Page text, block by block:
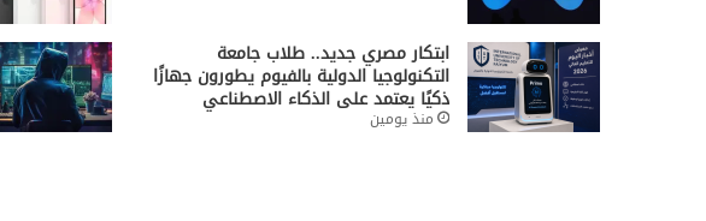
ابتكار مصري جديد.. طلاب جامعة
التكنولوجيا الدولية بالفيوم يطورون جهازًا
ذكيًا يعتمد على الذكاء الاصطناعي
منذ يومين